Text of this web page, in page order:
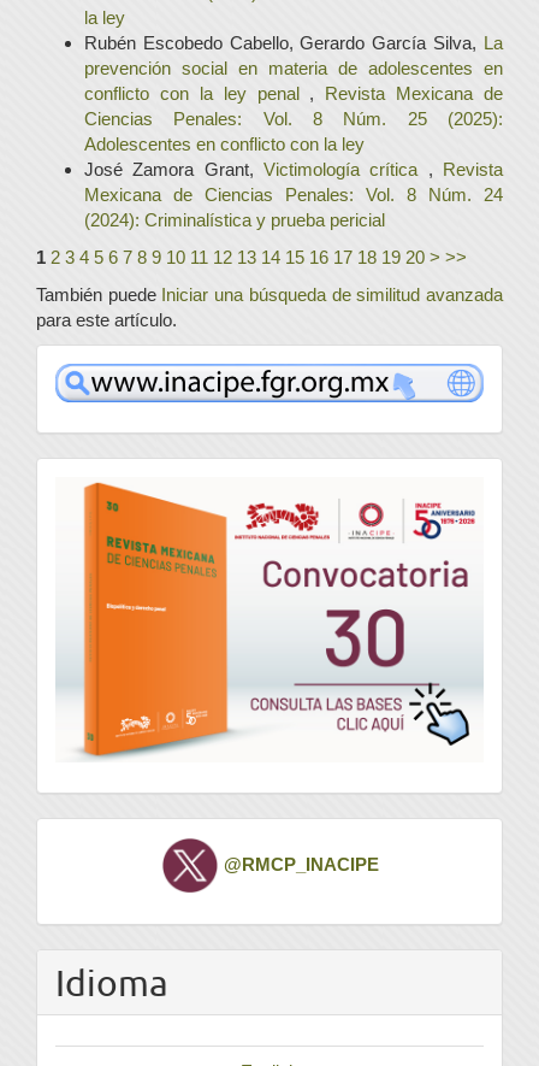
la ley
Rubén Escobedo Cabello, Gerardo García Silva, La
prevención social en materia de adolescentes en
conflicto con la ley penal , Revista Mexicana de
Ciencias Penales: Vol. 8 Núm. 25 (2025):
Adolescentes en conflicto con la ley
José Zamora Grant, Victimología crítica , Revista
Mexicana de Ciencias Penales: Vol. 8 Núm. 24
(2024): Criminalística y prueba pericial
1 2 3 4 5 6 7 8 9 10 11 12 13 14 15 16 17 18 19 20 > >>
También puede Iniciar una búsqueda de similitud avanzada
para este artículo.
www
convocatoria
Twitter @RMCP_INACIPE
Idioma